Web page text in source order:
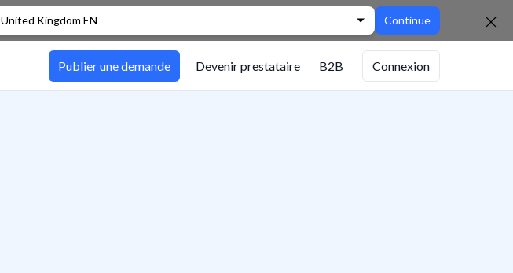
United Kingdom EN Continue
Publier une demande Devenir prestataire B2B Connexion